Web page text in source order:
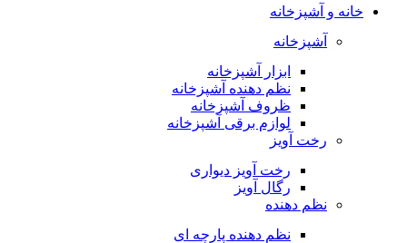
خانه و آشپزخانه
آشپزخانه
ابزار آشپزخانه
نظم دهنده آشپزخانه
ظروف آشپزخانه
لوازم برقی آشپزخانه
رخت آویز
رخت آویز دیواری
رگال آویز
نظم دهنده
نظم دهنده پارچه ای